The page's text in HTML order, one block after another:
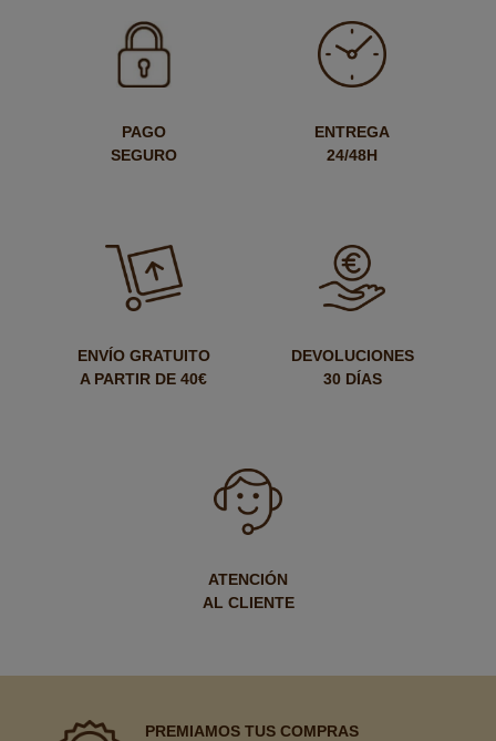
PAGO
SEGURO
ENTREGA
24/48H
ENVÍO GRATUITO
A PARTIR DE 40€
DEVOLUCIONES
30 DÍAS
ATENCIÓN
AL CLIENTE
PREMIAMOS TUS COMPRAS